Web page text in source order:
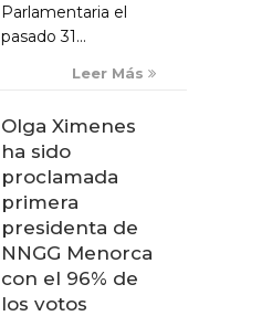
Parlamentaria el
pasado 31...
Leer Más
Olga Ximenes
ha sido
proclamada
primera
presidenta de
NNGG Menorca
con el 96% de
los votos